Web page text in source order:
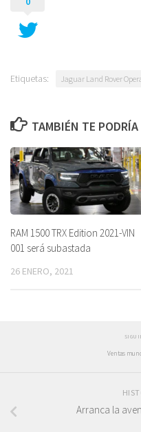
Etiquetas: Jaguar Land Rover
TAMBIÉN TE PODRÍA
RAM 1500 TRX Edition 2021-VIN
001 será subastada
26 ENERO, 2021
Ventas
Arranca la